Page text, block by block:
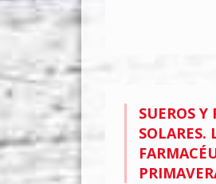
SUEROS Y
SOLARES.